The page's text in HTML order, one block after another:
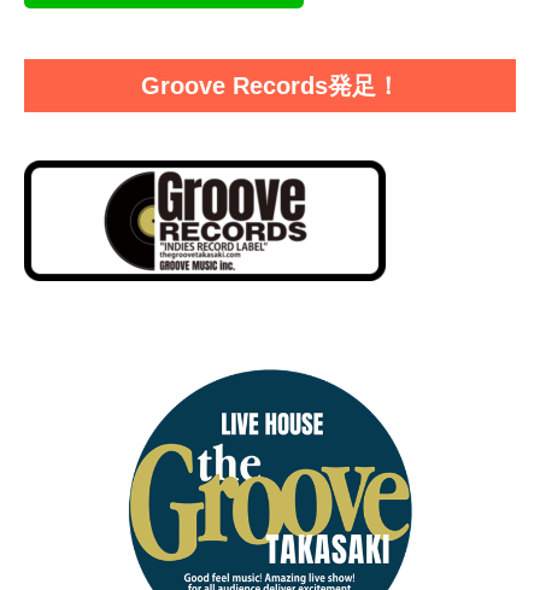
Groove Records発足！